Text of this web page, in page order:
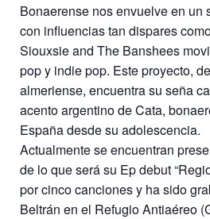
Bonaerense nos envuelve en un
con influencias tan dispares
Siouxsie and The Banshees
pop y indie pop. Este proyecto,
almeriense, encuentra su seña
acento argentino de Cata,
España desde su adolescencia.
Actualmente se encuentran
de lo que será su Ep debut
por cinco canciones y ha sido
Beltrán en el Refugio Antiaéreo